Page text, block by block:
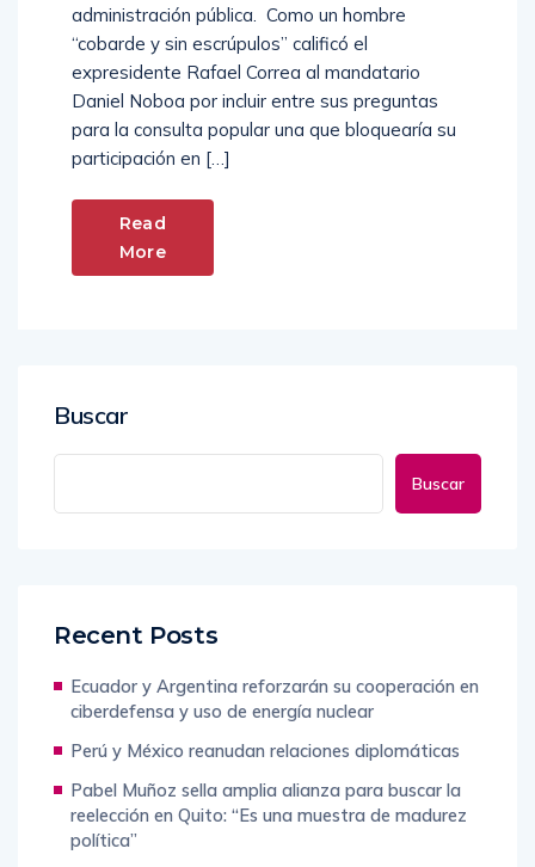
administración pública. Como un hombre
“cobarde y sin escrúpulos” calificó el
expresidente Rafael Correa al mandatario
Daniel Noboa por incluir entre sus preguntas
para la consulta popular una que bloquearía su
participación en […]
Read
More
Buscar
Buscar
Recent Posts
Ecuador y Argentina reforzarán su cooperación en
ciberdefensa y uso de energía nuclear
Perú y México reanudan relaciones diplomáticas
Pabel Muñoz sella amplia alianza para buscar la
reelección en Quito: “Es una muestra de madurez
política”